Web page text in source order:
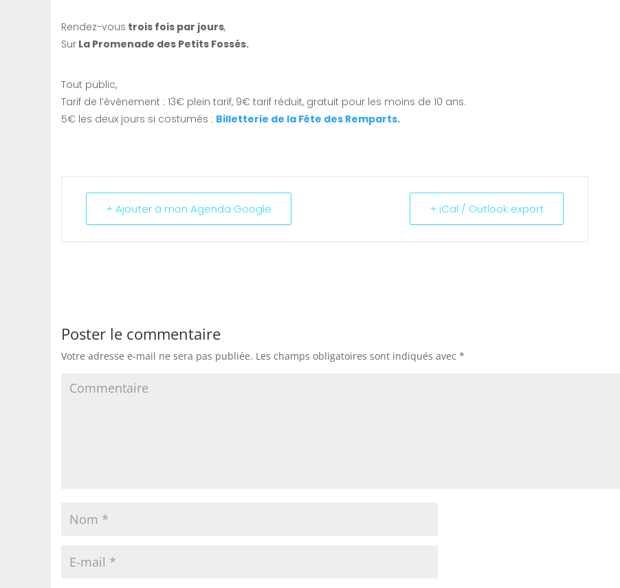
Rendez-vous trois fois par jours,
Sur La Promenade des Petits Fossés.
Tout public,
Tarif de l’évènement : 13€ plein tarif, 9€ tarif réduit, gratuit pour les moins de 10 ans.
5€ les deux jours si costumés : Billetterie de la Fête des Remparts.
+ Ajouter à mon Agenda Google + iCal / Outlook export
Poster le commentaire
Votre adresse e-mail ne sera pas publiée. Les champs obligatoires sont indiqués avec *